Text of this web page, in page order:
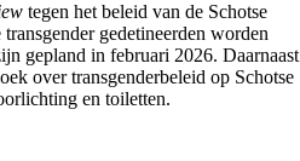
tegen het beleid van de Schotse
gedetineerden worden
gepland in februari 2026. Daarnaast
over transgenderbeleid op Schotse
en toiletten.